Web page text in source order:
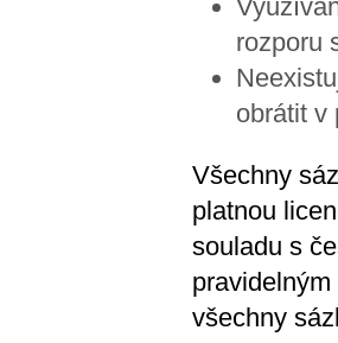
rozporu
obrátit v
Všechny
platnou
souladu s
všechny